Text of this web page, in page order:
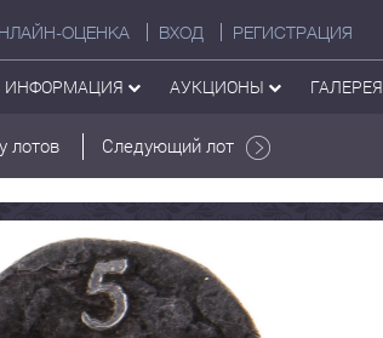
ОЦЕНКА ВХОД РЕГИСТРАЦИЯ
ИНФОРМАЦИЯ АУКЦИОНЫ ГАЛЕРЕЯ
лотов Следующий лот